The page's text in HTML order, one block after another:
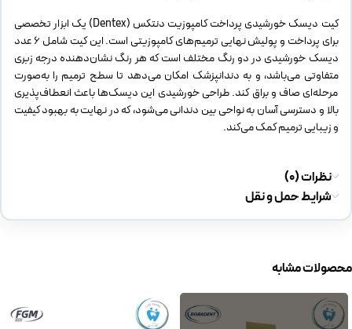
کیت دیسک خورشیدی پرداخت کامپوزیت دنتکس (Dentex) یک ابزار تخصصی
برای پرداخت و پولیش نهایی ترمیم‌های کامپوزیتی است. این کیت شامل ۶ عدد
دیسک خورشیدی در دو رنگ مختلف است که هر رنگ نشان‌دهنده درجه زبری
متفاوتی می‌باشد، و به دندانپزشک امکان می‌دهد تا سطح ترمیم را به‌صورت
مرحله‌ای صاف و براق کند. طراحی خورشیدی این دیسک‌ها باعث انعطاف‌پذیری
بالا و دسترسی آسان به نواحی بین دندانی می‌شود، که در نهایت به بهبود کیفیت
و زیبایی ترمیم کمک می‌کند.
نظرات (0)
شرایط حمل و نقل
محصولات مشابه